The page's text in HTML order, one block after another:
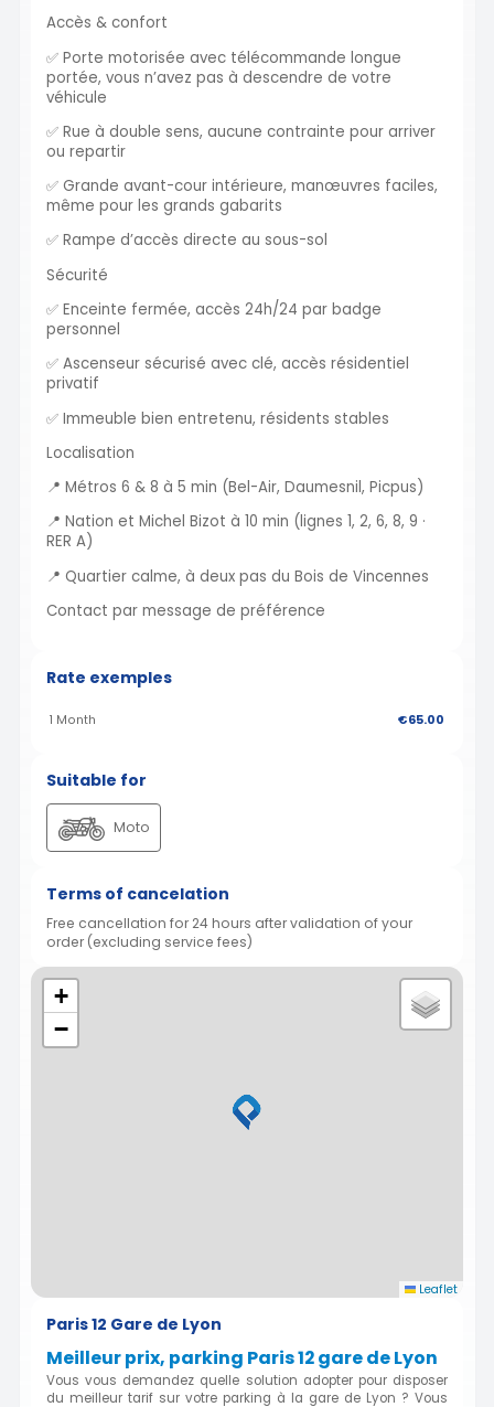
Accès & confort
✅ Porte motorisée avec télécommande longue
portée, vous n’avez pas à descendre de votre
véhicule
✅ Rue à double sens, aucune contrainte pour arriver
ou repartir
✅ Grande avant-cour intérieure, manœuvres faciles,
même pour les grands gabarits
✅ Rampe d’accès directe au sous-sol
Sécurité
✅ Enceinte fermée, accès 24h/24 par badge
personnel
✅ Ascenseur sécurisé avec clé, accès résidentiel
privatif
✅ Immeuble bien entretenu, résidents stables
Localisation
📍 Métros 6 & 8 à 5 min (Bel-Air, Daumesnil, Picpus)
📍 Nation et Michel Bizot à 10 min (lignes 1, 2, 6, 8, 9 ·
RER A)
📍 Quartier calme, à deux pas du Bois de Vincennes
Contact par message de préférence
Rate exemples
1 Month €65.00
Suitable for
Moto
Terms of cancelation
Free cancellation for 24 hours after validation of your
order (excluding service fees)
+
−
Leaflet
Paris 12 Gare de Lyon
Meilleur prix, parking Paris 12 gare de Lyon
Vous vous demandez quelle solution adopter pour disposer
du meilleur tarif sur votre parking à la gare de Lyon ? Vous